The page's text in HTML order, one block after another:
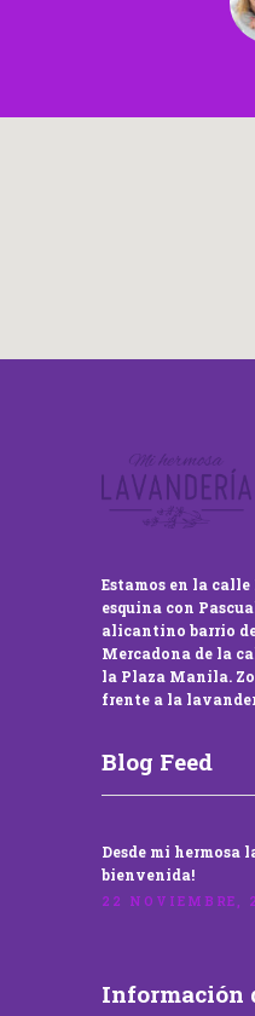
Estamos en la
esquina con
alicantino barrio
Mercadona de la
la Plaza Manila.
frente a la
Blog Feed
Desde mi hermosa
bienvenida!
22 NOVIEMBRE,
Información